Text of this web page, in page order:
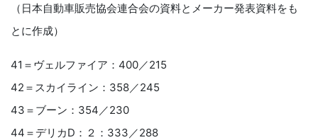
（日本自動車販売協会連合会の資料とメーカー発表資料をも
とに作成）
41＝ヴェルファイア：400／215
42＝スカイライン：358／245
43＝ブーン：354／230
44＝デリカD：２：333／288